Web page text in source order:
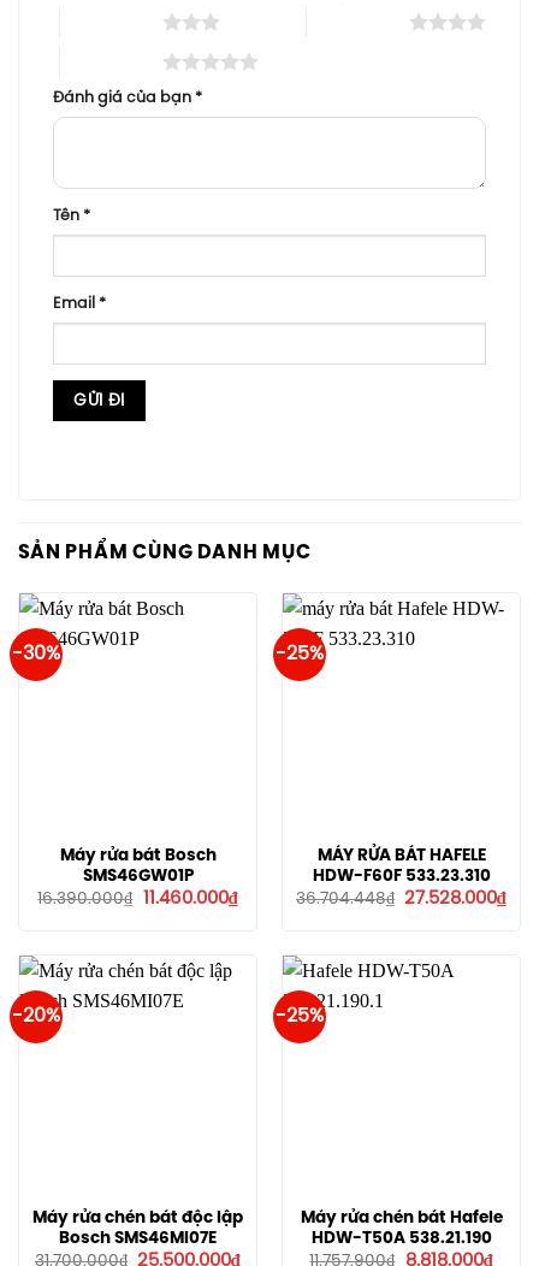
Đánh giá của bạn *
Tên *
Email *
SẢN PHẨM CÙNG DANH MỤC
-30%
Máy rửa bát Bosch
SMS46GW01P
16.390.000₫
Giá
11.460.000₫Giá
hiện
11.460.000₫.
-25%
MÁY RỬA BÁT HAFELE
HDW-F60F 533.23.310
36.704.448₫
Giá
27.528.000₫Giá
-20%
Máy rửa chén bát độc lập
Bosch SMS46MI07E
31.700.000₫
Giá
25.500.000₫Giá
-25%
Máy rửa chén bát Hafele
HDW-T50A 538.21.190
11.757.900₫
Giá
8.818.000₫Giá